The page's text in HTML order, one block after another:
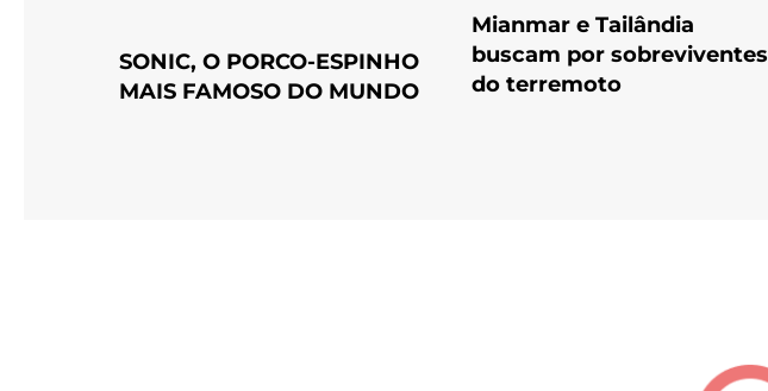
SONIC, O PORCO-ESPINHO
MAIS FAMOSO DO MUNDO
Mianmar e Tailândia
buscam por sobreviventes
do terremoto